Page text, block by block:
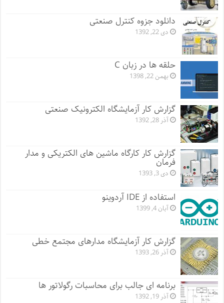
دانلود جزوه کنترل صنعتی
دی 22, 1392
حلقه ها در زبان C
بهمن 22, 1398
گزارش کار آزمایشگاه الکترونیک صنعتی
آذر 28, 1392
گزارش کار کارگاه ماشین های الکتریکی و مدار
فرمان
دی 3, 1393
استفاده از IDE آردوینو
آبان 4, 1399
گزارش کار آزمایشگاه مدارهای مجتمع خطی
آذر 26, 1393
برنامه ای جالب برای محاسبات رگولاتور ها
آذر 19, 1392